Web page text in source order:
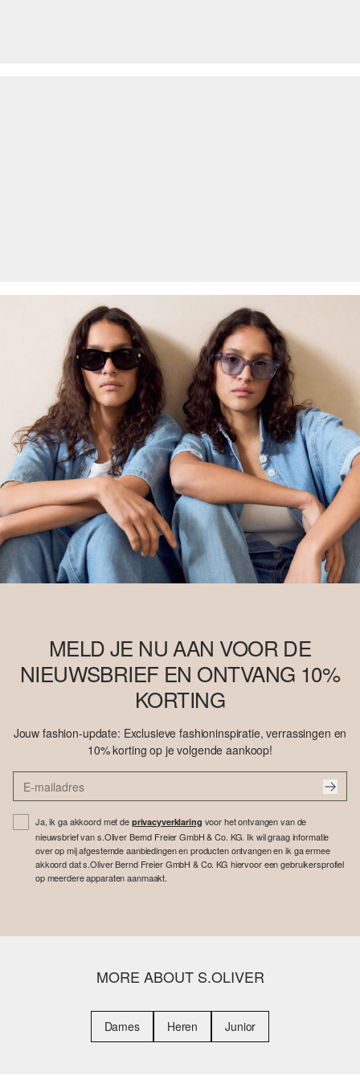
MELD JE NU AAN VOOR DE
NIEUWSBRIEF EN ONTVANG 10%
KORTING
Jouw fashion-update: Exclusieve fashioninspiratie, verrassingen en
10% korting op je volgende aankoop!
Ja, ik ga akkoord met de privacyverklaring voor het ontvangen van de
nieuwsbrief van s.Oliver Bernd Freier GmbH & Co. KG. Ik wil graag informatie
over op mij afgestemde aanbiedingen en producten ontvangen en ik ga ermee
akkoord dat s.Oliver Bernd Freier GmbH & Co. KG hiervoor een gebruikersprofiel
op meerdere apparaten aanmaakt.
MORE ABOUT S.OLIVER
Dames Heren Junior